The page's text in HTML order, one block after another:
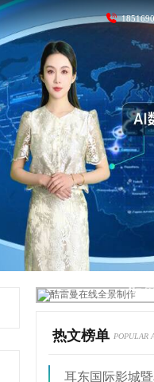
酷
热文榜单 POPULAR